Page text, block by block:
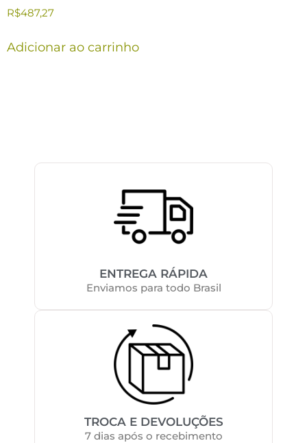
R$487,27
Adicionar ao carrinho
ENTREGA RÁPIDA
Enviamos para todo Brasil
TROCA E DEVOLUÇÕES
7 dias após o recebimento